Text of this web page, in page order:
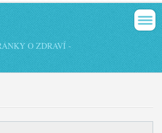
O ZDRAVÍ -